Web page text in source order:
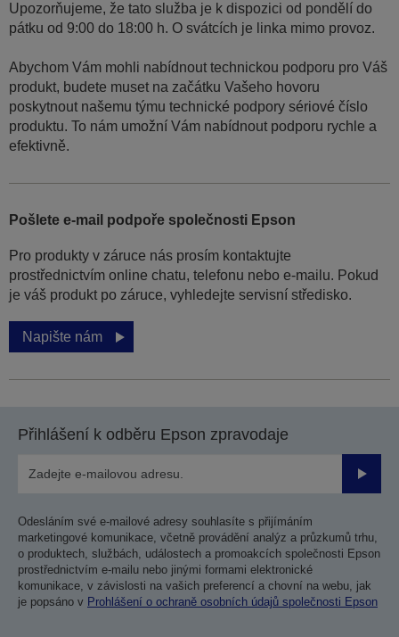
Upozorňujeme, že tato služba je k dispozici od pondělí do
pátku od 9:00 do 18:00 h. O svátcích je linka mimo provoz.
Abychom Vám mohli nabídnout technickou podporu pro Váš
produkt, budete muset na začátku Vašeho hovoru
poskytnout našemu týmu technické podpory sériové číslo
produktu. To nám umožní Vám nabídnout podporu rychle a
efektivně.
Pošlete e-mail podpoře společnosti Epson
Pro produkty v záruce nás prosím kontaktujte
prostřednictvím online chatu, telefonu nebo e-mailu. Pokud
je váš produkt po záruce, vyhledejte servisní středisko.
Napište nám
Přihlášení k odběru Epson zpravodaje
Odesláním své e-mailové adresy souhlasíte s přijímáním
marketingové komunikace, včetně provádění analýz a průzkumů trhu,
o produktech, službách, událostech a promoakcích společnosti Epson
prostřednictvím e-mailu nebo jinými formami elektronické
komunikace, v závislosti na vašich preferencí a chovní na webu, jak
je popsáno v Prohlášení o ochraně osobních údajů společnosti Epson